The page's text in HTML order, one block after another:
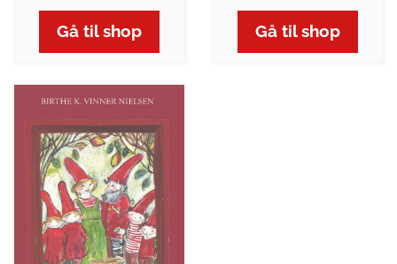
Gå til shop Gå til shop